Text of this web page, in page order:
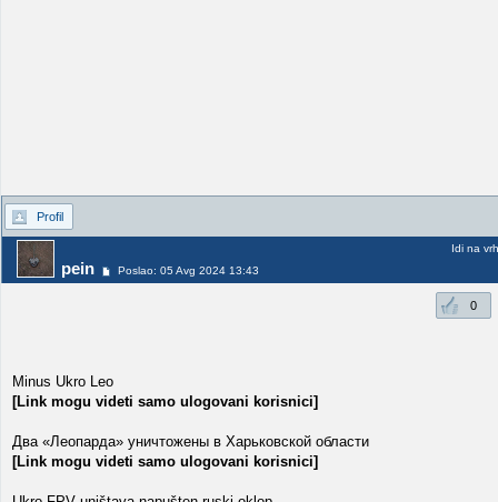
Profil
pein Poslao: 05 Avg 2024 13:43
Idi na vrh
0
Minus Ukro Leo
[Link mogu videti samo ulogovani korisnici]
Два «Леопарда» уничтожены в Харьковской области
[Link mogu videti samo ulogovani korisnici]